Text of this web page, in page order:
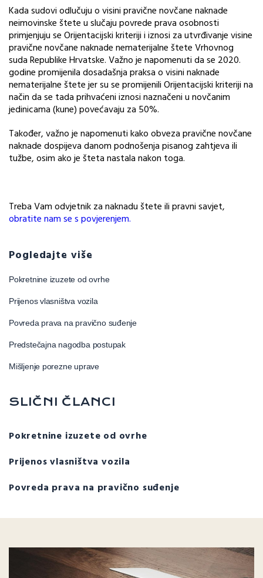
Kada sudovi odlučuju o visini pravične novčane naknade
neimovinske štete u slučaju povrede prava osobnosti
primjenjuju se Orijentacijski kriteriji i iznosi za utvrđivanje visine
pravične novčane naknade nematerijalne štete Vrhovnog
suda Republike Hrvatske. Važno je napomenuti da se 2020.
godine promijenila dosadašnja praksa o visini naknade
nematerijalne štete jer su se promijenili Orijentacijski kriteriji na
način da se tada prihvaćeni iznosi naznačeni u novčanim
jedinicama (kune) povećavaju za 50%.
Također, važno je napomenuti kako obveza pravične novčane
naknade dospijeva danom podnošenja pisanog zahtjeva ili
tužbe, osim ako je šteta nastala nakon toga.
Treba Vam odvjetnik za naknadu štete ili pravni savjet,
obratite nam se s povjerenjem.
Pogledajte više
Pokretnine izuzete od ovrhe
Prijenos vlasništva vozila
Povreda prava na pravično suđenje
Predstečajna nagodba postupak
Mišljenje porezne uprave
SLIČNI ČLANCI
Pokretnine izuzete od ovrhe
Prijenos vlasništva vozila
Povreda prava na pravično suđenje